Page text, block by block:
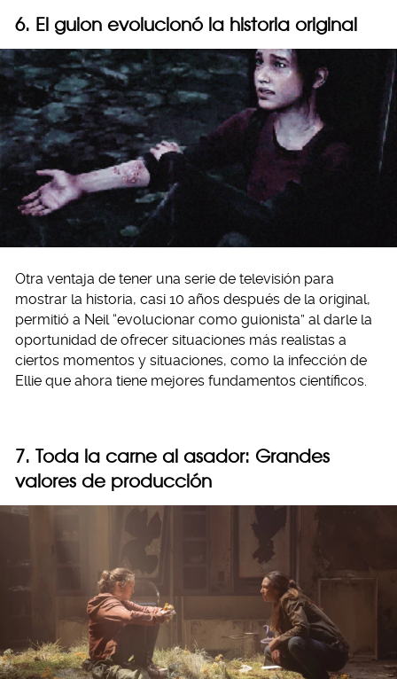
6. El guion evolucionó la historia original
Otra ventaja de tener una serie de televisión para
mostrar la historia, casi 10 años después de la original,
permitió a Neil “evolucionar como guionista” al darle la
oportunidad de ofrecer situaciones más realistas a
ciertos momentos y situaciones, como la infección de
Ellie que ahora tiene mejores fundamentos científicos.
7. Toda la carne al asador: Grandes
valores de producción